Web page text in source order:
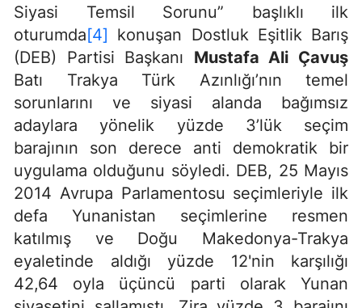
Siyasi Temsil Sorunu” başlıklı ilk
oturumda[4] konuşan Dostluk Eşitlik Barış
(DEB) Partisi Başkanı Mustafa Ali Çavuş
Batı Trakya Türk Azınlığı’nın temel
sorunlarını ve siyasi alanda bağımsız
adaylara yönelik yüzde 3’lük seçim
barajının son derece anti demokratik bir
uygulama olduğunu söyledi. DEB, 25 Mayıs
2014 Avrupa Parlamentosu seçimleriyle ilk
defa Yunanistan seçimlerine resmen
katılmış ve Doğu Makedonya-Trakya
eyaletinde aldığı yüzde 12'nin karşılığı
42,64 oyla üçüncü parti olarak Yunan